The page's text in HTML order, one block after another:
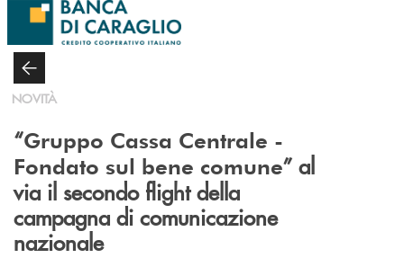
Salta al contenuto principale
NOVITÀ
“Gruppo Cassa Centrale -
Fondato sul bene comune” al
via il secondo flight della
campagna di comunicazione
nazionale